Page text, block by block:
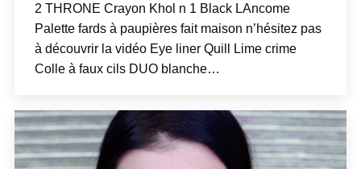
2 THRONE Crayon Khol n 1 Black LAncome
Palette fards à paupières fait maison n’hésitez pas
à découvrir la vidéo Eye liner Quill Lime crime
Colle à faux cils DUO blanche…